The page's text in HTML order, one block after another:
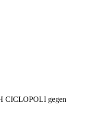
CICLOPOLI gegen